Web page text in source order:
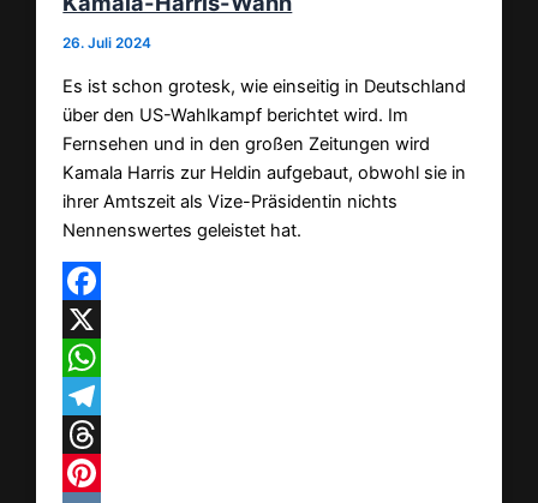
26. Juli 2024
Es ist schon grotesk, wie einseitig in Deutschland
über den US-Wahlkampf berichtet wird. Im
Fernsehen und in den großen Zeitungen wird
Kamala Harris zur Heldin aufgebaut, obwohl sie in
ihrer Amtszeit als Vize-Präsidentin nichts
Nennenswertes geleistet hat.
Facebook
X
WhatsApp
Telegram
Threads